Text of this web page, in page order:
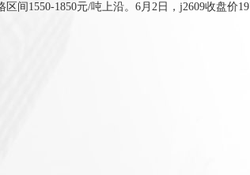
区间 1550-1850元/吨上沿。 6月 2 日， j2609收盘价